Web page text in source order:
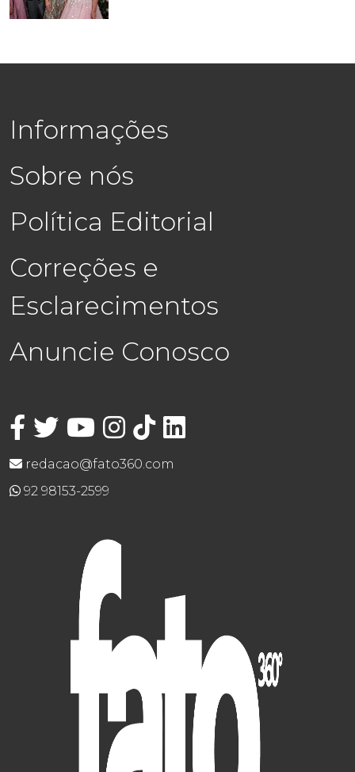
Informações
Sobre nós
Política Editorial
Correções e
Esclarecimentos
Anuncie Conosco
redacao@fato360.com
92 98153-2599